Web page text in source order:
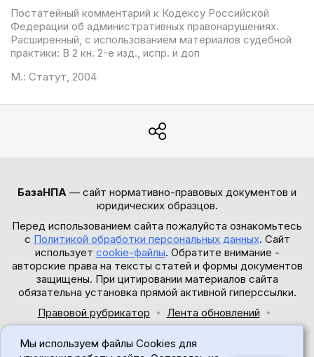
Постатейный комментарий к Кодексу Российской
Федерации об административных правонарушениях.
Расширенный, с использованием материалов судебной
практики: В 2 кн. 2-е изд., испр. и доп
М.: Статут, 2004
БазаНПА — сайт нормативно-правовых документов и
юридических образцов.
Перед использованием сайта пожалуйста ознакомьтесь
с Политикой обработки персональных данных. Сайт
использует cookie-файлы. Обратите внимание -
авторские права на тексты статей и формы документов
защищены. При цитировании материалов сайта
обязательна установка прямой активной гиперссылки.
Правовой рубрикатор
Лента обновлений
© 2017-2026
Мы используем файлы Cookies для